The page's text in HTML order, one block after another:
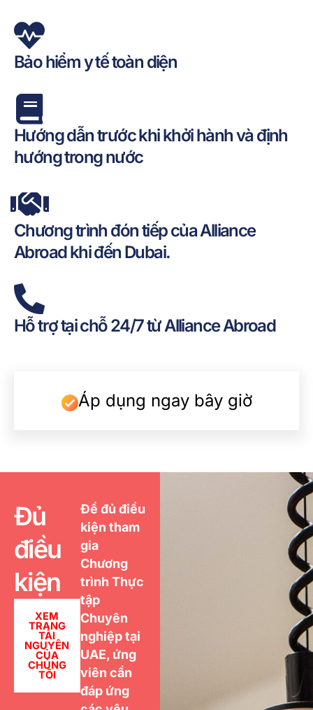
Bảo hiểm y tế toàn diện
Hướng dẫn trước khi khởi hành và định
hướng trong nước
Chương trình đón tiếp của Alliance
Abroad khi đến Dubai.
Hỗ trợ tại chỗ 24/7 từ Alliance Abroad
Áp dụng ngay bây giờ
Đủ
điều
kiện
XEM
TRANG
TÀI
NGUYÊN
CỦA
CHÚNG
TÔI
Để đủ điều
kiện tham
gia
Chương
trình Thực
tập
Chuyên
nghiệp tại
UAE, ứng
viên cần
đáp ứng